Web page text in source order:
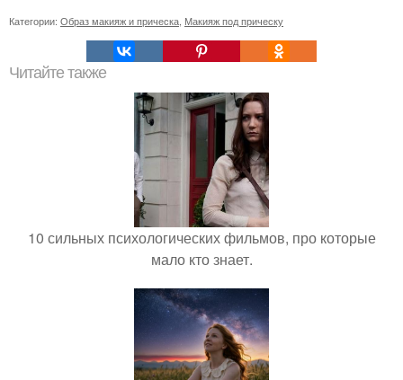
Категории: Образ макияж и прическа Макияж под прическу
Читайте также
10 сильных психологических фильмов, про которые
мало кто знает.